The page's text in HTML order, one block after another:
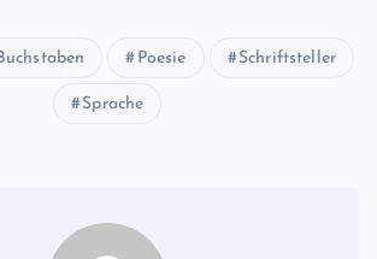
Poesie Schriftsteller
Sprache